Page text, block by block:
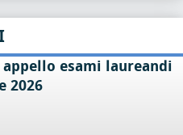
esami laureandi
2026